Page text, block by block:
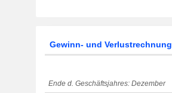
Gewinn- und Verlustrechnung
Ende d. Geschäftsjahres: Dezember